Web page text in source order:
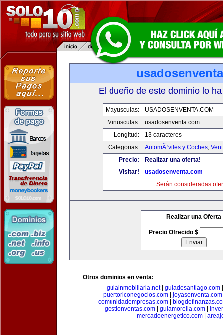
El dueño de este dominio lo
Mayusculas:
USADOSENVENTA.COM
Minusculas:
usadosenventa.com
Longitud:
13 caracteres
Categorias:
AutomÃ³viles y Coches,
Precio:
Realizar una oferta!
Visitar!
usadosenventa.com
Serán consideradas
Realizar una Oferta
Precio Ofrecido $
Otros dominios en venta:
guiainmobiliaria.net| guiadesantiago.com
puertoriconegocios.com
joyasenventa.com
comunidadempresas.com|
gestionventas.com| guiamorelia.com|
mercadoenergetico.com